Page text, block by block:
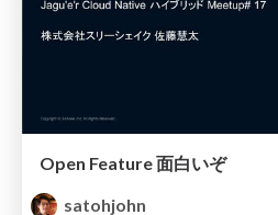
Open Feature 面白いぞ
satohjohn